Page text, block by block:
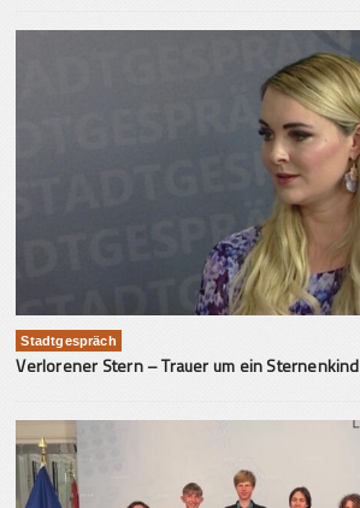
Stadtgespräch
Verlorener Stern – Trauer um ein Sternenkind